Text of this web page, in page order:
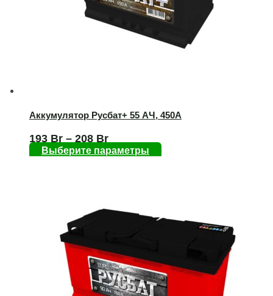
Аккумулятор Русбат+ 55 AЧ, 450А
193 Br – 208 Br
Выберите параметры